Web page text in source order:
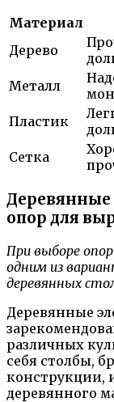
Материал
Дерево
Металл
Пластик
Сетка
Деревянные
опор для
При выборе
одним из
деревянных
Деревянные
различных
себя столбы,
конструкции,
деревянного